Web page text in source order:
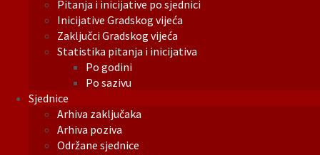
Pitanja i inicijative po sjednici
Inicijative Gradskog vijeća
Zaključci Gradskog vijeća
Statistika pitanja i inicijativa
Po godini
Po sazivu
Sjednice
Arhiva zaključaka
Arhiva poziva
Održane sjednice